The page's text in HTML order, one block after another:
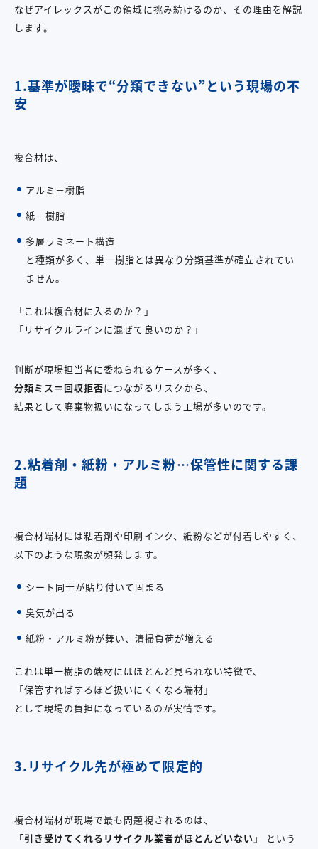
なぜアイレックスがこの領域に挑み続けるのか、その理由を解説
します。
1.基準が曖昧で“分類できない”という現場の不
安
複合材は、
アルミ＋樹脂
紙＋樹脂
多層ラミネート構造
と種類が多く、単一樹脂とは異なり分類基準が確立されてい
ません。
「これは複合材に入るのか？」
「リサイクルラインに混ぜて良いのか？」
判断が現場担当者に委ねられるケースが多く、
分類ミス＝回収拒否につながるリスクから、
結果として廃棄物扱いになってしまう工場が多いのです。
2.粘着剤・紙粉・アルミ粉…保管性に関する課
題
複合材端材には粘着剤や印刷インク、紙粉などが付着しやすく、
以下のような現象が頻発します。
シート同士が貼り付いて固まる
臭気が出る
紙粉・アルミ粉が舞い、清掃負荷が増える
これは単一樹脂の端材にはほとんど見られない特徴で、
「保管すればするほど扱いにくくなる端材」
として現場の負担になっているのが実情です。
3.リサイクル先が極めて限定的
複合材端材が現場で最も問題視されるのは、
「引き受けてくれるリサイクル業者がほとんどいない」
という